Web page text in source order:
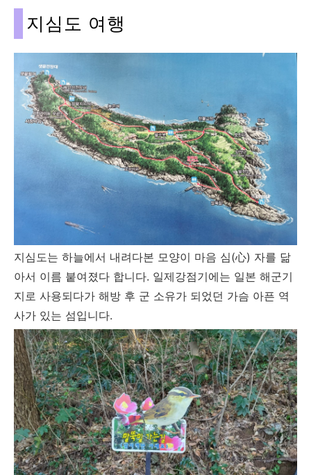
지심도 여행
지심도는 하늘에서 내려다본 모양이 마음 심(心) 자를 닮
아서 이름 붙여졌다 합니다. 일제강점기에는 일본 해군기
지로 사용되다가 해방 후 군 소유가 되었던 가슴 아픈 역
사가 있는 섬입니다.